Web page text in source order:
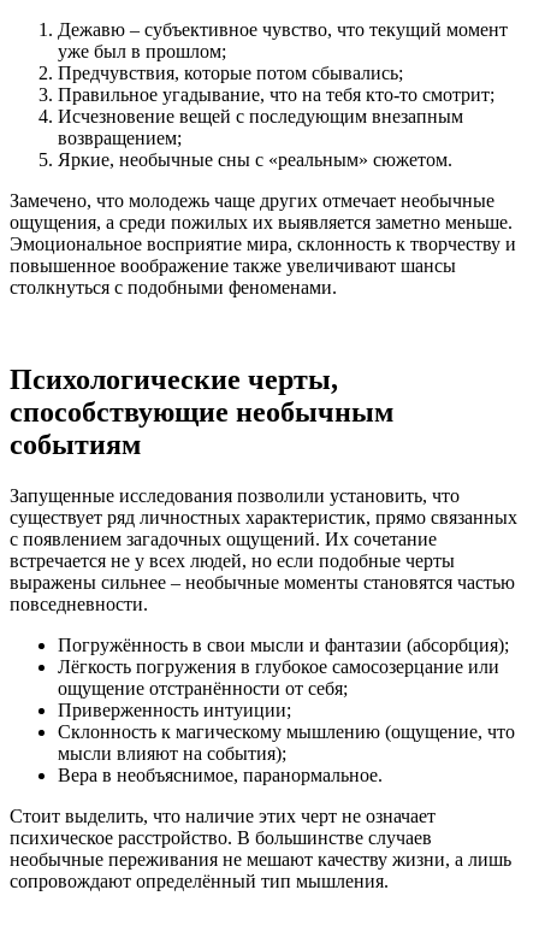
Дежавю – субъективное чувство, что текущий момент
уже был в прошлом;
Предчувствия, которые потом сбывались;
Правильное угадывание, что на тебя кто-то смотрит;
Исчезновение вещей с последующим внезапным
возвращением;
Яркие, необычные сны с «реальным» сюжетом.
Замечено, что молодежь чаще других отмечает необычные
ощущения, а среди пожилых их выявляется заметно меньше.
Эмоциональное восприятие мира, склонность к творчеству и
повышенное воображение также увеличивают шансы
столкнуться с подобными феноменами.
Психологические черты,
способствующие необычным
событиям
Запущенные исследования позволили установить, что
существует ряд личностных характеристик, прямо связанных
с появлением загадочных ощущений. Их сочетание
встречается не у всех людей, но если подобные черты
выражены сильнее – необычные моменты становятся частью
повседневности.
Погружённость в свои мысли и фантазии (абсорбция);
Лёгкость погружения в глубокое самосозерцание или
ощущение отстранённости от себя;
Приверженность интуиции;
Склонность к магическому мышлению (ощущение, что
мысли влияют на события);
Вера в необъяснимое, паранормальное.
Стоит выделить, что наличие этих черт не означает
психическое расстройство. В большинстве случаев
необычные переживания не мешают качеству жизни, а лишь
сопровождают определённый тип мышления.